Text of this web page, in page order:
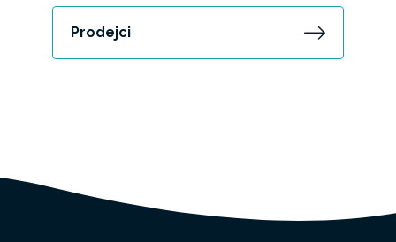
Prodejci